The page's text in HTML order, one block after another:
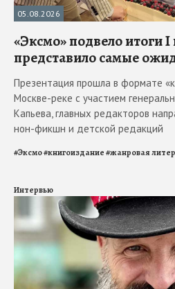
05.08.2026
«Эксмо» подвело итоги I
представило самые
Презентация прошла в формате
Москве-реке с участием
Капьева, главных редакторов
нон-фикшн и детской редакций
#Эксмо#книгоиздание#жанровая
Интервью